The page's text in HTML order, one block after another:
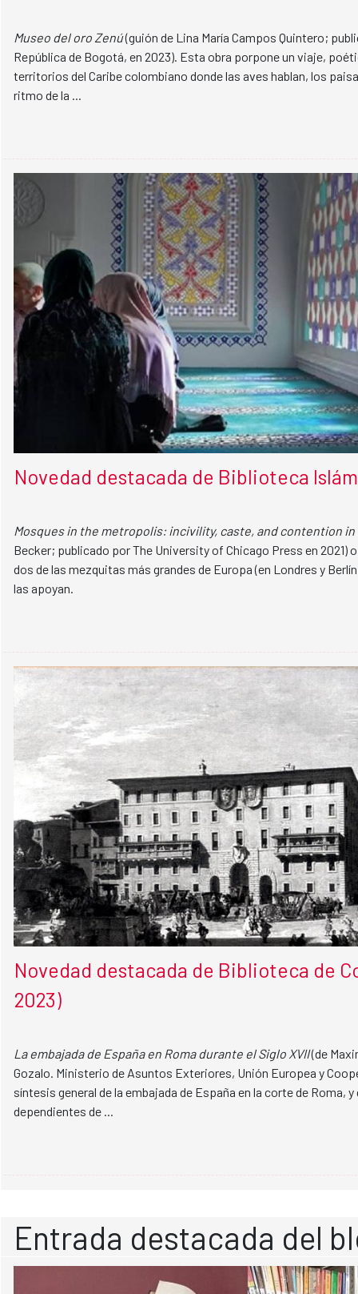
Museo del oro Zenú(guión de Lina María Campos Quintero;
República de Bogotá, en 2023). Esta obra porpone un viaje,
territorios del Caribe colombiano donde las aves hablan, los
ritmo de la ...
Novedad destacada de Biblioteca
Mosques in the metropolis: incivility, caste, and contention in
Becker; publicado por The University of Chicago Press en 2021)
dos de las mezquitas más grandes de Europa (en Londres y
las apoyan.
Novedad destacada de Biblioteca de
2023)
La embajada de España en Roma durante el Siglo XVII(de
Gozalo. Ministerio de Asuntos Exteriores, Unión Europea y
síntesis general de la embajada de España en la corte de Roma,
dependientes de ...
Entrada destacada del